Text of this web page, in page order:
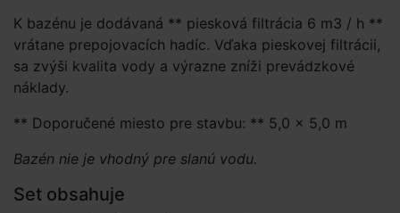
K bazénu je dodávaná ** piesková filtrácia 6 m3 / h **
vrátane prepojovacích hadíc. Vďaka pieskovej filtrácii,
sa zvýši kvalita vody a výrazne zníži prevádzkové
náklady.
** Doporučené miesto pre stavbu: ** 5,0 × 5,0 m
Bazén nie je vhodný pre slanú vodu.
Set obsahuje